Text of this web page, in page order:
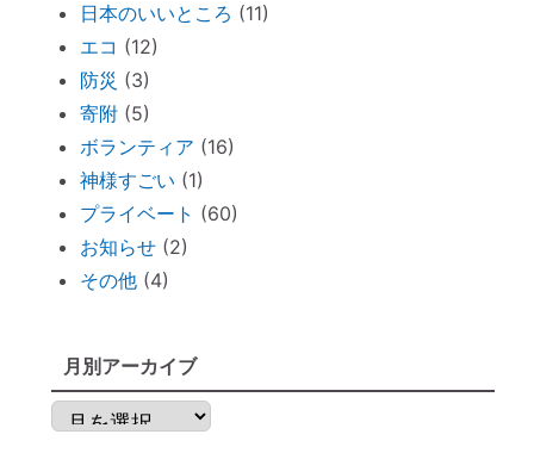
周りを優先し過ぎる人のための「ご自愛レ
ッスン」
神社巡りならぬ「トイレ巡り」～The
Tokyo Toilet
ずっと観ていたい。映画「PERFECT
DAYS」
電子レンジの電磁波対策に「レンジプロテ
クター」
不安な時には「慈悲の瞑想」
不安な時には「とんとんとん」
子育てママの救世主！『怒らなくても』～
日本のいいところ (11)
エコ (12)
防災 (3)
寄附(5)
ボランティア (16)
神様すごい (1)
プライベート (60)
お知らせ(2)
その他(4)
月別アーカイブ